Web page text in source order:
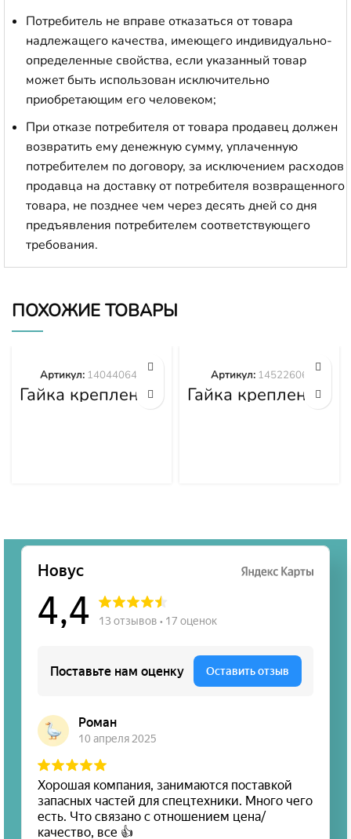
Потребитель не вправе отказаться от товара
надлежащего качества, имеющего индивидуально-
определенные свойства, если указанный товар
может быть использован исключительно
приобретающим его человеком;
При отказе потребителя от товара продавец должен
возвратить ему денежную сумму, уплаченную
потребителем по договору, за исключением расходов
продавца на доставку от потребителя возвращенного
товара, не позднее чем через десять дней со дня
предъявления потребителем соответствующего
требования.
ПОХОЖИЕ ТОВАРЫ
Гайка крепления
башмака
Артикул: 140440645
Гайка крепления
башмака
Артикул: 14522606